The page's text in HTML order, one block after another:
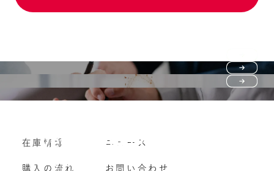
購入の流れ
よくいただくご質問
Vehicle purchase
車両買い取り
在庫情報
購入の流れ
ニュース
お問い合わせ